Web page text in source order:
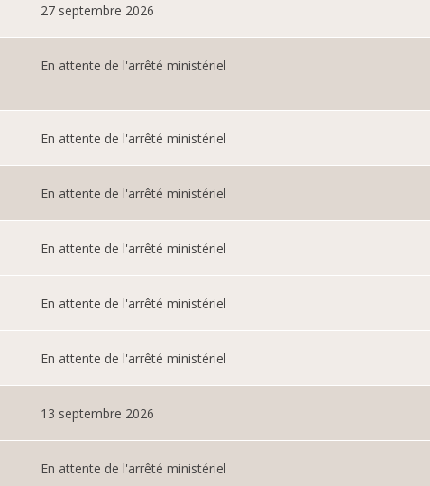
27 septembre 2026
En attente de l'arrêté ministériel
En attente de l'arrêté ministériel
En attente de l'arrêté ministériel
En attente de l'arrêté ministériel
En attente de l'arrêté ministériel
En attente de l'arrêté ministériel
13 septembre 2026
En attente de l'arrêté ministériel